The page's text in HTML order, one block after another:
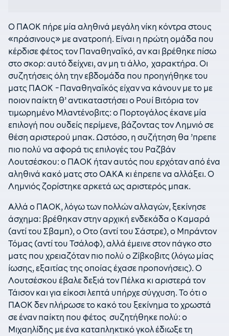
O ΠΑΟΚ πήρε μία αληθινά μεγάλη νίκη κόντρα στους
«πράσινους» με ανατροπή. Είναι η πρώτη ομάδα που
κέρδισε φέτος τον Παναθηναϊκό, αν και βρέθηκε πίσω
στο σκορ: αυτό δείχνει, αν μη τι άλλο, χαρακτήρα. Οι
συζητήσεις όλη την εβδομάδα που προηγήθηκε του
ματς ΠΑΟΚ -Παναθηναϊκός είχαν να κάνουν με το με
ποιον παίκτη θ’ αντικαταστήσει ο Ρουί Βιτόρια τον
τιμωρημένο Μλαντένοβιτς: ο Πορτογάλος έκανε μία
επιλογή που ουδείς περίμενε, βάζοντας τον Λημνιό σε
θέση αριστερού μπακ. Ωστόσο, η συζήτηση θα ’πρεπε
πιο πολύ να αφορά τις επιλογές του Ραζβάν
Λουτσέσκου: ο ΠΑΟΚ ήταν αυτός που ερχόταν από ένα
αληθινά κακό ματς στο ΟΑΚΑ κι έπρεπε να αλλάξει. Ο
Λημνιός ζορίστηκε αρκετά ως αριστερός μπακ.
Αλλά ο ΠΑΟΚ, λόγω των πολλών αλλαγών, ξεκίνησε
άσχημα: βρέθηκαν στην αρχική ενδεκάδα ο Καμαρά
(αντί του Σβαμπ), ο Οτο (αντί του Σάστρε), ο Μπράντον
Τόμας (αντί του Τσάλοφ), αλλά έμεινε στον πάγκο στο
ματς που χρειαζόταν πιο πολύ ο Ζίβκοβιτς (λόγω μίας
ίωσης, εξαιτίας της οποίας έχασε προπονήσεις). Ο
Λουτσέσκου έβαλε δεξιά τον Πέλκα κι αριστερά τον
Τάισον και για είκοσι λεπτά υπήρχε σύγχυση. Το ότι ο
ΠΑΟΚ δεν πλήρωσε το κακό του ξεκίνημα το χρωστά
σε έναν παίκτη που φέτος συζητήθηκε πολύ: ο
Μιχαηλίδης με ένα καταπληκτικό γκολ έδιωξε τη